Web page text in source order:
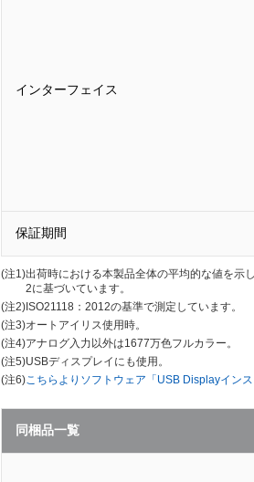
インターフェイス
保証期間
(注1)出荷時における本製品全体の平均的な値を示
2に基づいています。
(注2) ISO21118：2012の基準で測定しています。
(注3)オートアイリス使用時。
(注4)アナログ入力以外は1677万色フルカラー。
(注5)USBディスプレイにも使用。
(注6)こちらよりソフトウェア「USB Displayイン
同梱品一覧